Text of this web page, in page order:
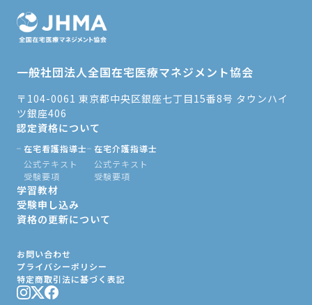
一般社団法人全国在宅医療マネジメント協会
〒104-0061 東京都中央区銀座七丁目15番8号 タウンハイ
ツ銀座406
認定資格について
在宅看護指導士
公式テキスト
受験要項
在宅介護指導士
公式テキスト
受験要項
学習教材
受験申し込み
資格の更新について
お問い合わせ
プライバシーポリシー
特定商取引法に基づく表記